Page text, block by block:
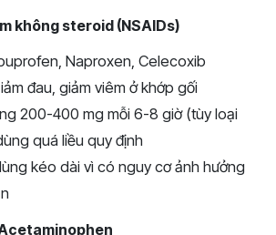
không steroid (NSAIDs)
Naproxen, Celecoxib
đau, giảm viêm ở khớp gối
200-400 mg mỗi 6-8 giờ (tùy loại
quá liều quy định
kéo dài vì có nguy cơ ảnh hưởng